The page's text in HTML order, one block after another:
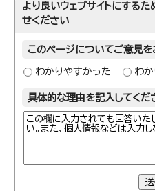
より良いウェブサイトにする
せください
このページについてご意見
わかりやすかった わ
具体的な理由を記入してくだ